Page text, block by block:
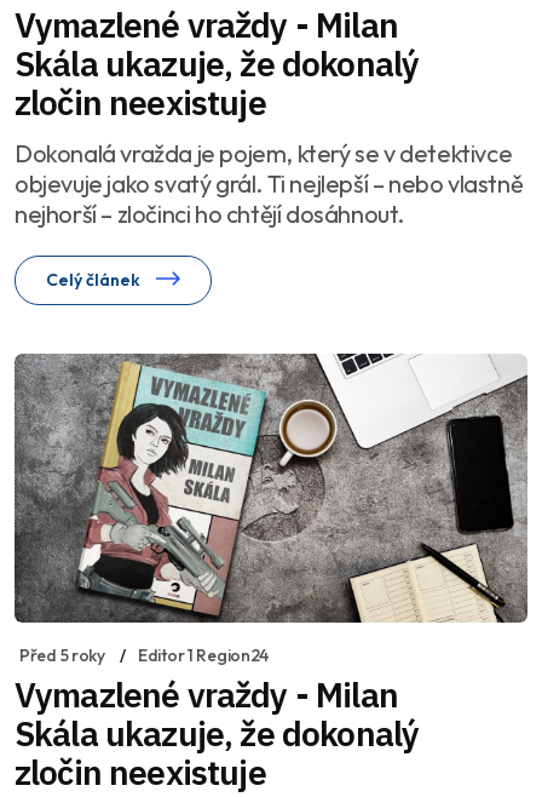
Vymazlené vraždy - Milan
Skála ukazuje, že dokonalý
zločin neexistuje
Dokonalá vražda je pojem, který se v detektivce
objevuje jako svatý grál. Ti nejlepší – nebo vlastně
nejhorší – zločinci ho chtějí dosáhnout.
Celý článek
Před 5 roky Editor 1 Region24
Vymazlené vraždy - Milan
Skála ukazuje, že dokonalý
zločin neexistuje